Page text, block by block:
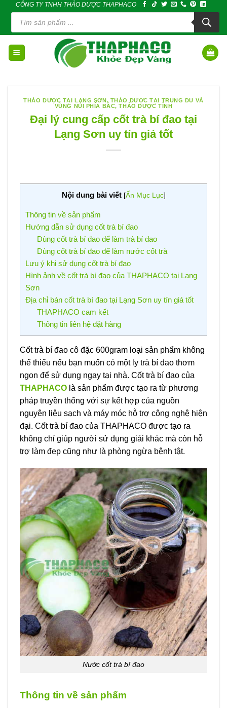
content
CÔNG TY TNHH THẢO DƯỢC THAPHACO
Tìm
kiếm
phẩm
THẢO DƯỢC TẠI LẠNG SƠN , THẢO DƯỢC TẠI TRUNG DU VÀ
VÙNG NÚI PHÍA BẮC,THẢO DƯỢC TỈNH
Đại lý cung cấp cốt trà bí đao tại
Lạng Sơn uy tín giá tốt
Nội dung bài viết [Ẩn Mục Lục]
Thông tin về sản phẩm
Hướng dẫn sử dụng cốt trà bí đao
Dùng cốt trà bí đao để làm trà bí đao
Dùng cốt trà bí đao để làm nước cốt trà
Lưu ý khi sử dụng cốt trà bí đao
Hình ảnh về cốt trà bí đao của THAPHACO tại Lạng
Sơn
Địa chỉ bán cốt trà bí đao tại Lạng Sơn uy tín giá tốt
THAPHACO cam kết
Thông tin liên hệ đặt hàng
Cốt trà bí đao cô đặc 600gram loại sản phẩm không
thể thiếu nếu bạn muốn có một ly trà bí dao thơm
ngon để sử dụng ngay tại nhà. Cốt trà bí đao của
THAPHACO là sản phẩm được tạo ra từ phương
pháp truyền thống với sự kết hợp của nguồn
nguyên liệu sạch và máy móc hỗ trợ công nghệ hiện
đại. Cốt trà bí đao của THAPHACO được tạo ra
không chỉ giúp người sử dụng giải khác mà còn hỗ
trợ làm đẹp cũng như là phòng ngừa bệnh tật.
Nước cốt trà bí đao
Thông tin về sản phẩm